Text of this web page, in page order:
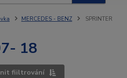
MERCEDES - BENZ
SPRINTER
18
fiiltrování